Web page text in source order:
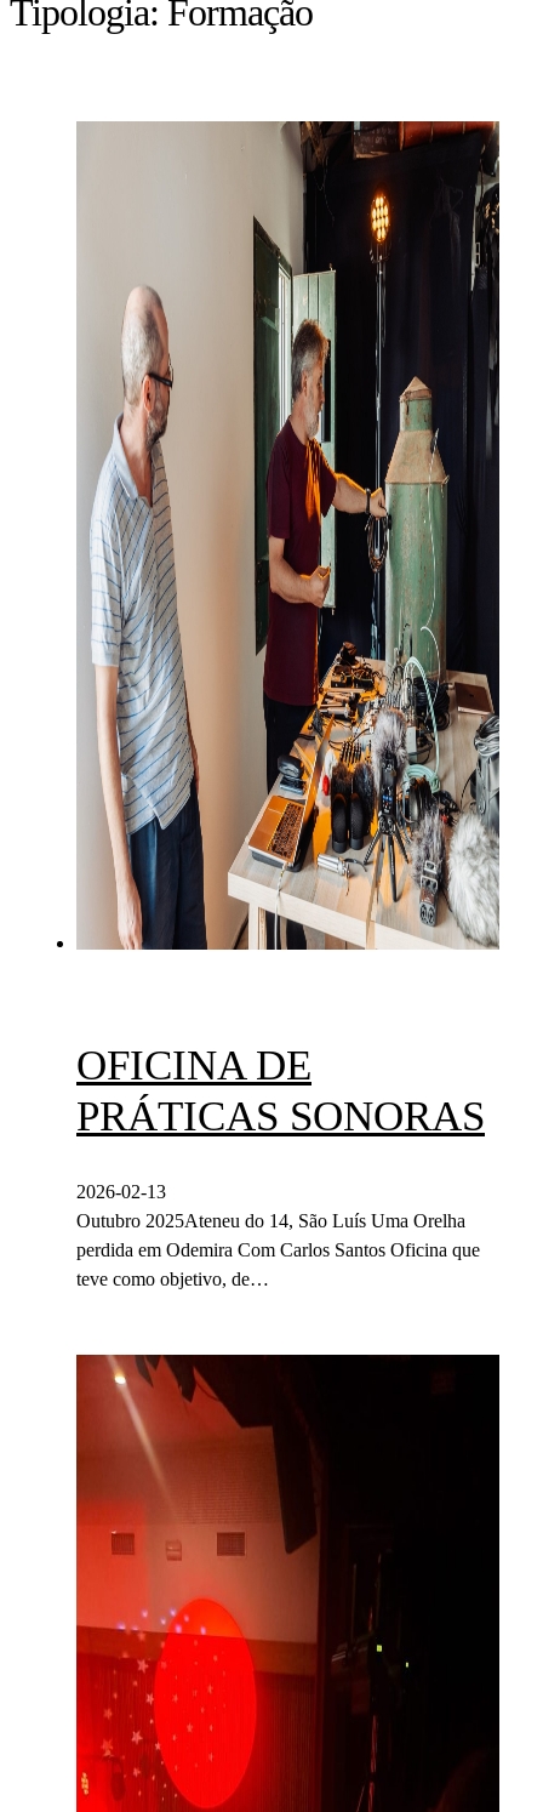
Tipologia: Formação
OFICINA DE
PRÁTICAS SONORAS
2026-02-13
Outubro 2025Ateneu do 14, São Luís Uma Orelha
perdida em Odemira Com Carlos Santos Oficina que
teve como objetivo, de…